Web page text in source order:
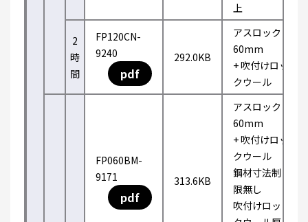
上
2
時
間
FP120CN-
9240
pdf
292.0KB
アスロック
60mm
+ 吹付けロッ
クウール
FP060BM-
9171
pdf
313.6KB
アスロック
60mm
+ 吹付けロッ
クウール
鋼材寸法制
限無し
吹付けロッ